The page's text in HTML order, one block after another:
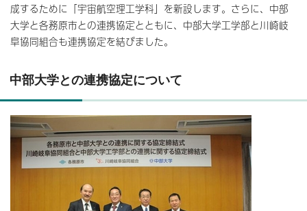
成するために「宇宙航空理工学科」を新設します。さらに、中部
大学と各務原市との連携協定とともに、中部大学工学部と川崎岐
阜協同組合も連携協定を結びました。
中部大学との連携協定について